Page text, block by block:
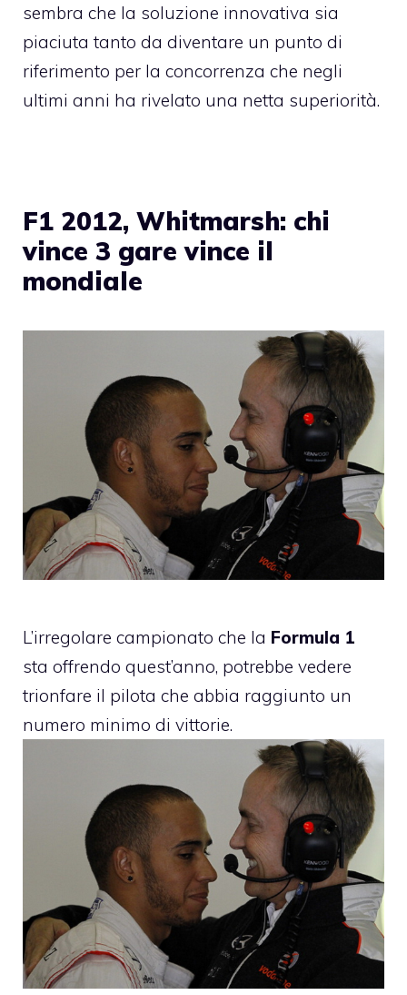
sembra che la soluzione innovativa sia
piaciuta tanto da diventare un punto di
riferimento per la concorrenza che negli
ultimi anni ha rivelato una netta superiorità.
F1 2012, Whitmarsh: chi
vince 3 gare vince il
mondiale
L’irregolare campionato che la Formula 1
sta offrendo quest’anno, potrebbe vedere
trionfare il pilota che abbia raggiunto un
numero minimo di vittorie.